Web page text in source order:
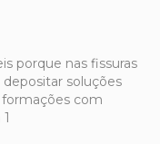
porque nas fissuras
soluções
com